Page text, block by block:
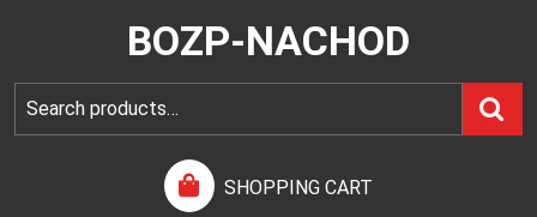
BOZP-NACHOD
SHOPPING CART